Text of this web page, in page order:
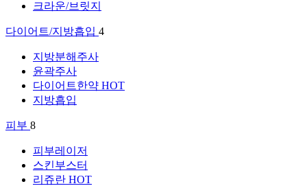
크라운/브릿지
다이어트/지방흡입 4
지방분해주사
윤곽주사
다이어트한약 HOT
지방흡입
피부 8
피부레이저
스킨부스터
리쥬란 HOT